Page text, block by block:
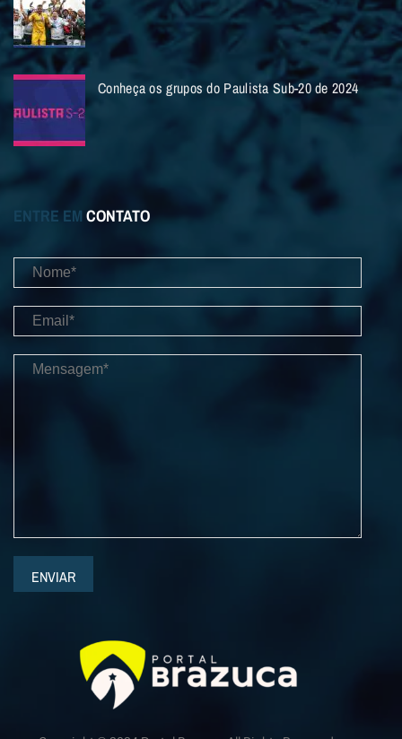
Conheça os grupos do Paulista Sub-20 de 2024
ENTRE EM CONTATO
ENVIAR